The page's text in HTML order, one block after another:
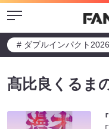
Menu
# ダブルインパクト2026
髙比良くるま